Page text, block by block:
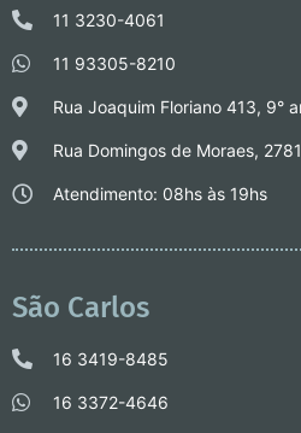
11 3230-4061
11 93305-8210
Rua Joaquim Floriano 413, 9°
Rua Domingos de Moraes,
Atendimento: 08hs às 19hs
São Carlos
16 3419-8485
16 3372-4646